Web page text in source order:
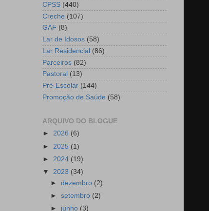
CPSS (440)
Creche (107)
GAF (8)
Lar de Idosos (58)
Lar Residencial (86)
Parceiros (82)
Pastoral (13)
Pré-Escolar (144)
Promoção de Saúde (58)
ARQUIVO DO BLOGUE
► 2026 (6)
► 2025 (1)
► 2024 (19)
▼ 2023 (34)
►dezembro (2)
►setembro (2)
► junho (3)